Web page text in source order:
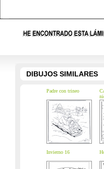
DIBUJOS SIMILARES
Padre con trineo
Invierno 16